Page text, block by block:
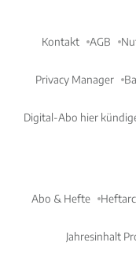
Kontakt AGB
Privacy Manager
Digital-Abo hier
Abo & Hefte
Jahresinhalt